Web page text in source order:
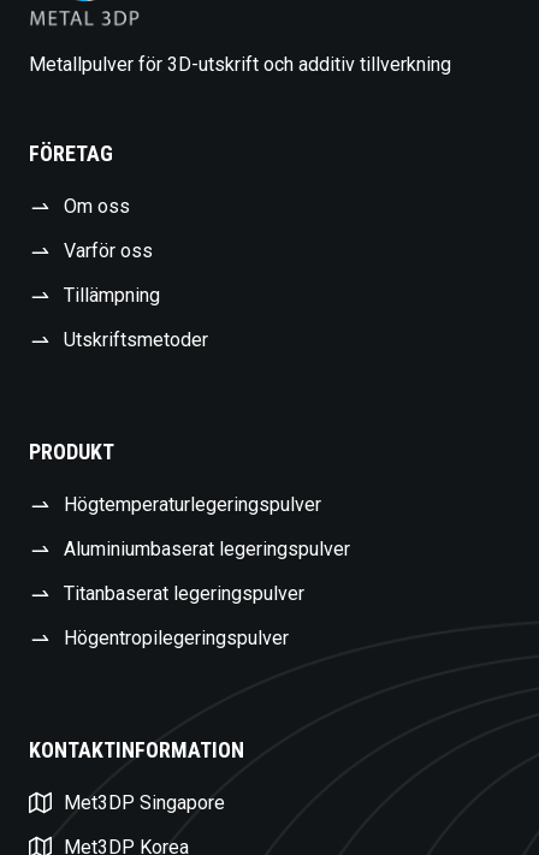
Metallpulver för 3D-utskrift och additiv tillverkning
FÖRETAG
Om oss
Varför oss
Tillämpning
Utskriftsmetoder
PRODUKT
Högtemperaturlegeringspulver
Aluminiumbaserat legeringspulver
Titanbaserat legeringspulver
Högentropilegeringspulver
KONTAKTINFORMATION
Met3DP Singapore
Met3DP Korea